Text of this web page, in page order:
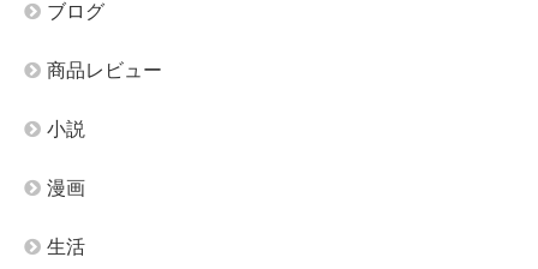
ブログ
商品レビュー
小説
漫画
生活